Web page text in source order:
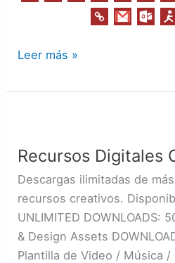
Leer más »
Recursos Digitales
Descargas ilimitadas de
recursos creativos.
UNLIMITED DOWNLOADS:
& Design Assets
Plantilla de Video / Música
Creativos